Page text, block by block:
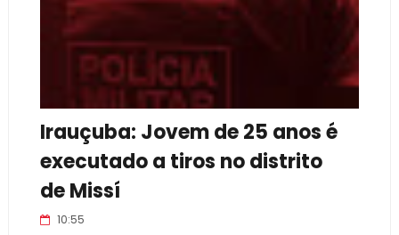
Irauçuba: Jovem de 25 anos é
executado a tiros no distrito
de Missí
10:55